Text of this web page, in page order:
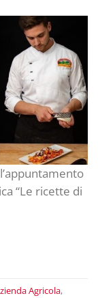
“Le ricette di
Agricola,